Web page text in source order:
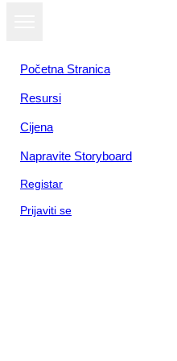
Početna Stranica
Resursi
Cijena
Napravite Storyboard
Registar
Prijaviti se